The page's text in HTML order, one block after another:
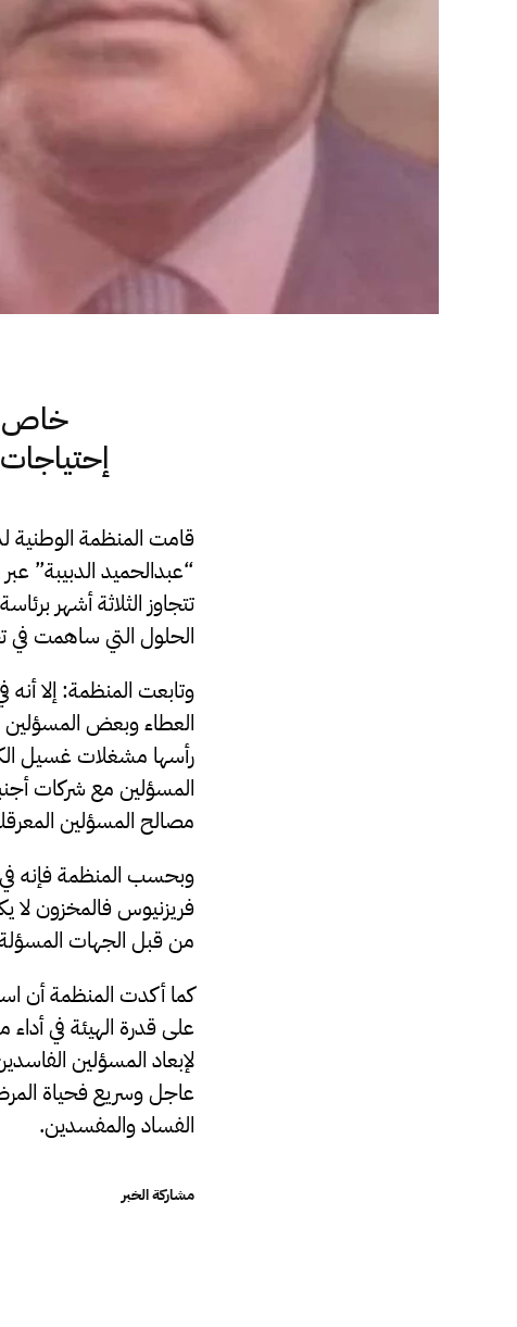
خاص..
قامت المنظمة الوطنية
“عبدالحميد الدبيبة”
تتجاوز الثلاثة أشهر
الحلول التي ساهمت في
وتابعت المنظمة: إلا
العطاء وبعض المسؤلين
رأسها مشغلات غسيل
المسؤلين مع شركات
مصالح المسؤلين
وبحسب المنظمة فإنه
فريزنيوس فالمخزون لا
من قبل الجهات
كما أكدت المنظمة أن
على قدرة الهيئة في
لإبعاد المسؤلين
عاجل وسريع فحياة
الفساد والمفسدين.
مشاركة الخبر